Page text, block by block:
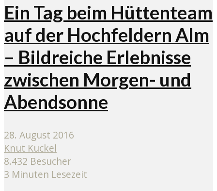
Ein Tag beim Hüttenteam
auf der Hochfeldern Alm
– Bildreiche Erlebnisse
zwischen Morgen- und
Abendsonne
28. August 2016
Knut Kuckel
8.432 Besucher
3 Minuten Lesezeit